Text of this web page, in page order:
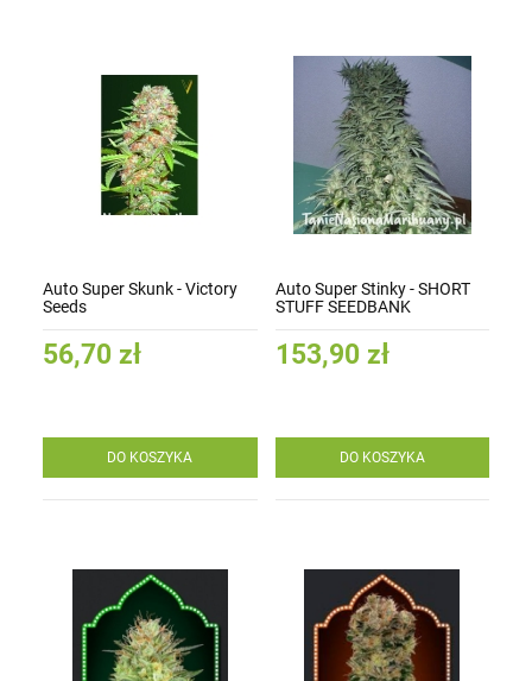
Auto Super Skunk - Victory
Seeds
56,70 zł
DO KOSZYKA
Auto Super Stinky - SHORT
STUFF SEEDBANK
153,90 zł
DO KOSZYKA